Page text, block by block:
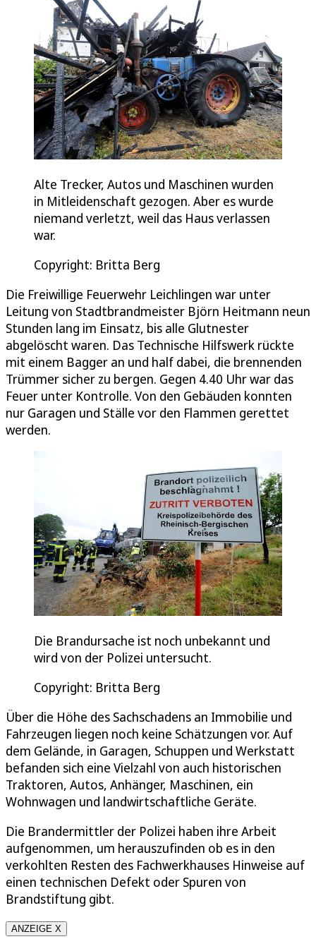
Alte Trecker, Autos und Maschinen wurden
in Mitleidenschaft gezogen. Aber es wurde
niemand verletzt, weil das Haus verlassen
war.
Copyright: Britta Berg
Die Freiwillige Feuerwehr Leichlingen war unter
Leitung von Stadtbrandmeister Björn Heitmann neun
Stunden lang im Einsatz, bis alle Glutnester
abgelöscht waren. Das Technische Hilfswerk rückte
mit einem Bagger an und half dabei, die brennenden
Trümmer sicher zu bergen. Gegen 4.40 Uhr war das
Feuer unter Kontrolle. Von den Gebäuden konnten
nur Garagen und Ställe vor den Flammen gerettet
werden.
Die Brandursache ist noch unbekannt und
wird von der Polizei untersucht.
Copyright: Britta Berg
Über die Höhe des Sachschadens an Immobilie und
Fahrzeugen liegen noch keine Schätzungen vor. Auf
dem Gelände, in Garagen, Schuppen und Werkstatt
befanden sich eine Vielzahl von auch historischen
Traktoren, Autos, Anhänger, Maschinen, ein
Wohnwagen und landwirtschaftliche Geräte.
Die Brandermittler der Polizei haben ihre Arbeit
aufgenommen, um herauszufinden ob es in den
verkohlten Resten des Fachwerkhauses Hinweise auf
einen technischen Defekt oder Spuren von
Brandstiftung gibt.
ANZEIGE X